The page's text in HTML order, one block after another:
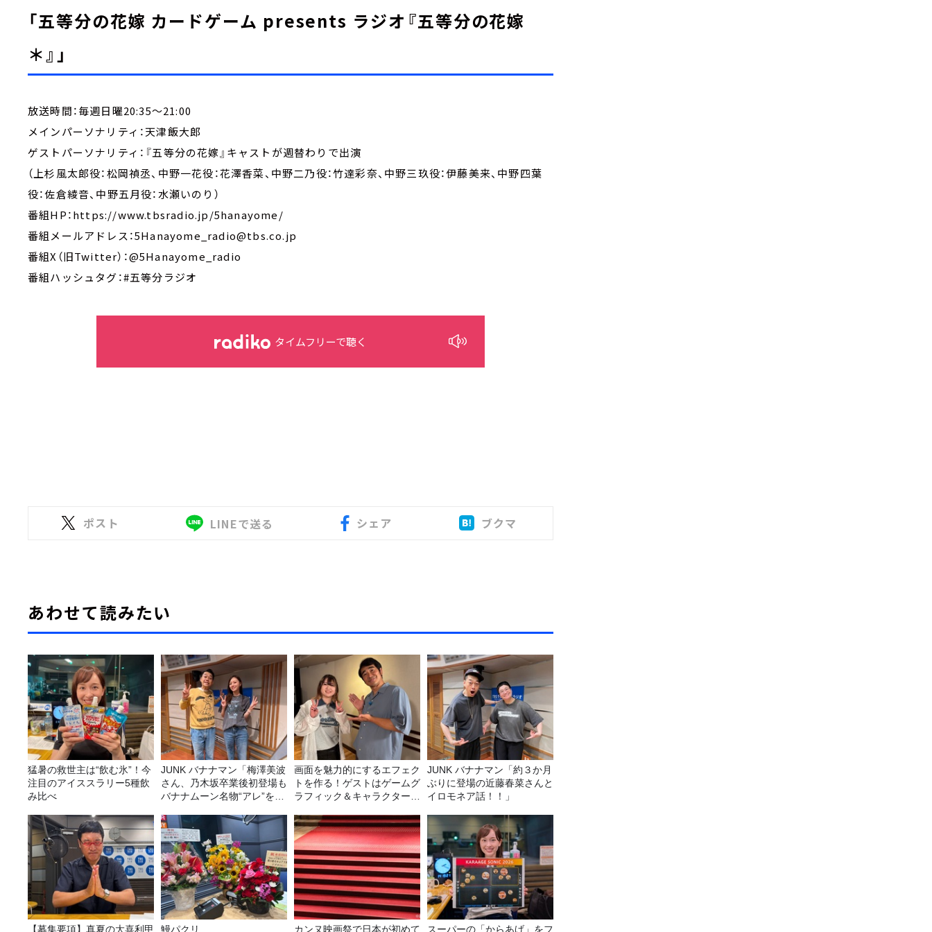
「五等分の花嫁 カードゲーム presents ラジオ『五等分の花嫁
＊』」
放送時間：毎週日曜20:35～21:00
メインパーソナリティ：天津飯大郎
ゲストパーソナリティ：『五等分の花嫁』キャストが週替わりで出演
（上杉風太郎役：松岡禎丞、中野一花役：花澤香菜、中野二乃役：竹達彩奈、中野三玖役：伊藤美来、中野四葉
役：佐倉綾音、中野五月役：水瀬いのり）
番組HP：https://www.tbsradio.jp/5hanayome/
番組メールアドレス：5Hanayome_radio@tbs.co.jp
番組X（旧Twitter）：@5Hanayome_radio
番組ハッシュタグ：#五等分ラジオ
タイムフリーで聴く
ポスト LINEで送る シェア ブクマ
あわせて読みたい
猛暑の救世主は“飲む氷”！今
注目のアイススラリー5種飲
み比べ
JUNK バナナマン「梅澤美波
さん、乃木坂卒業後初登場も
バナナムーン名物“アレ”を喰
画面を魅力的にするエフェク
トを作る！ゲストはゲームグ
ラフィック＆キャラクター専
JUNK バナナマン「約３か月
ぶりに登場の近藤春菜さんと
イロモネア話！！」
【募集要項】真夏の大喜利甲 鰻パクリ カンヌ映画祭で日本が初めて スーパーの「からあげ」をフ